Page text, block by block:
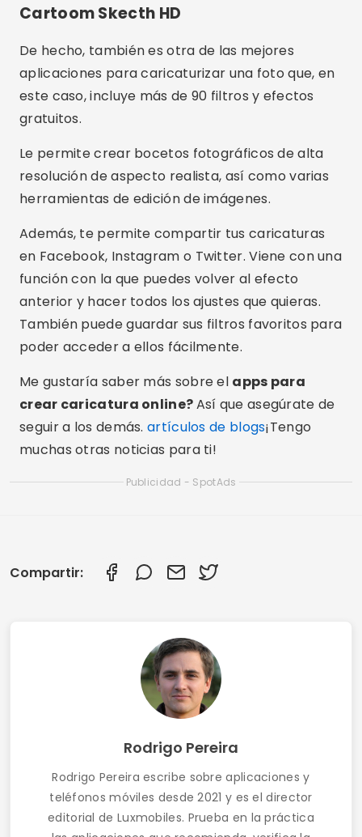
en Facebook, Instagram o Twitter. Viene con una
función con la que puedes volver al efecto
anterior y hacer todos los ajustes que quieras.
También puede guardar sus filtros favoritos para
poder acceder a ellos fácilmente.
Me gustaría saber más sobre elapps para
crear caricatura online?Así que asegúrate de
seguir a los demás.
artículos de blogs
¡Tengo
muchas otras noticias para ti!
Publicidad - SpotAds
Rodrigo Pereira escribe sobre aplicaciones y
las aplicaciones que recomienda, verifica la
información en las tiendas de aplicaciones
oficiales y revisa cada guía antes de su
publicación.
Artículos relacionados